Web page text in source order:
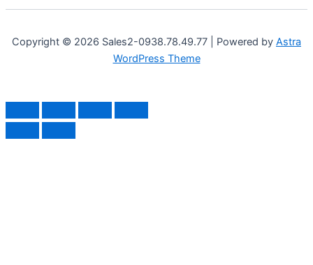
Copyright © 2026 Sales2-0938.78.49.77 | Powered by Astra
WordPress Theme